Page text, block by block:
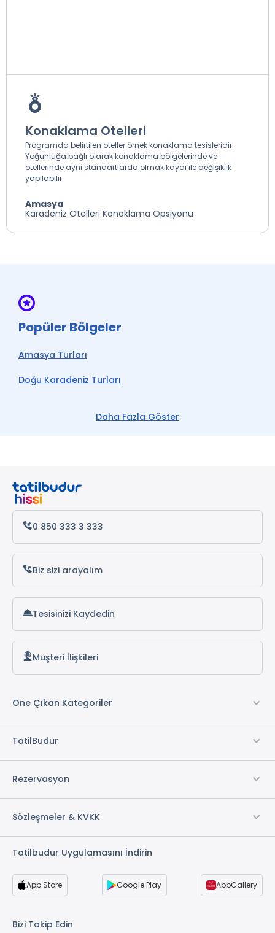
Konaklama Otelleri
Programda belirtilen oteller örnek konaklama tesisleridir.
Yoğunluğa bağlı olarak konaklama bölgelerinde ve
otellerinde aynı standartlarda olmak kaydı ile değişiklik
yapılabilir.
Amasya
Karadeniz Otelleri Konaklama Opsiyonu
Daha Fazla Göster
Popüler Bölgeler
Amasya Turları
Doğu Karadeniz Turları
Samsun Turları
Trabzon Turları
Karadeniz Turları
Batum Turları
0 850 333 3 333
Biz sizi arayalım
Tesisinizi Kaydedin
Müşteri İlişkileri
Öne Çıkan Kategoriler
TatilBudur
Rezervasyon
Sözleşmeler & KVKK
Tatilbudur Uygulamasını İndirin
App Store Google Play AppGallery
Bizi Takip Edin